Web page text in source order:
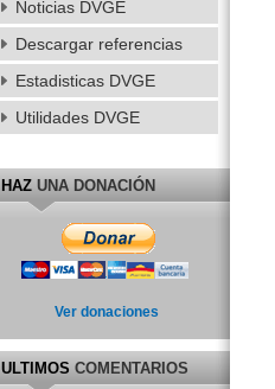
Noticias DVGE
Descargar referencias
Estadisticas DVGE
Utilidades DVGE
HAZUNA DONACIÓN
Ver donaciones
ULTIMOSCOMENTARIOS